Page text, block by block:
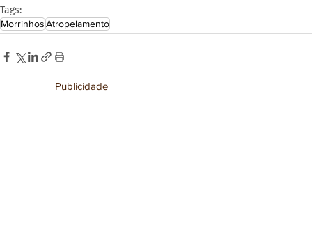
Tags:
MorrinhosAtropelamento
Publicidade